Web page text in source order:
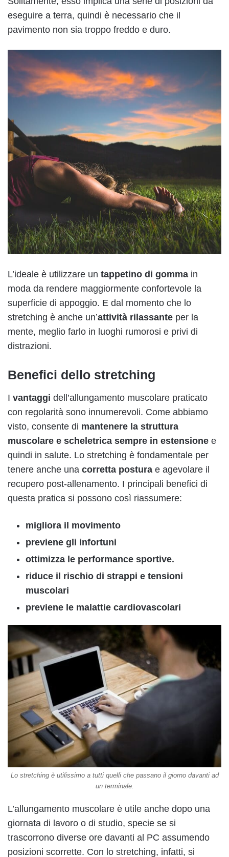
eseguire a terra, quindi è necessario che il
pavimento non sia troppo freddo e duro.
L’ideale è utilizzare un tappetino di gomma in
moda da rendere maggiormente confortevole la
superficie di appoggio. E dal momento che lo
stretching è anche un’attività rilassante per la
mente, meglio farlo in luoghi rumorosi e privi di
distrazioni.
Benefici dello stretching
I vantaggi dell’allungamento muscolare praticato
con regolarità sono innumerevoli. Come abbiamo
visto, consente di mantenere la struttura
muscolare e scheletrica sempre in estensione e
quindi in salute. Lo stretching è fondamentale per
tenere anche una corretta postura e agevolare il
recupero post-allenamento. I principali benefici di
questa pratica si possono così riassumere:
migliora il movimento
previene gli infortuni
ottimizza le performance sportive.
riduce il rischio di strappi e tensioni
muscolari
previene le malattie cardiovascolari
Lo stretching è utilissimo a tutti quelli che passano il giorno davanti ad
un terminale.
L’allungamento muscolare è utile anche dopo una
giornata di lavoro o di studio, specie se si
trascorrono diverse ore davanti al PC assumendo
posizioni scorrette. Con lo stretching, infatti, si